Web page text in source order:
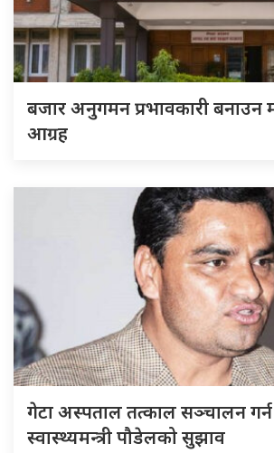
बजार अनुगमन प्रभावकारी बनाउन
आग्रह
गेटा अस्पताल तत्काल सञ्चालन गर्न
स्वास्थ्यमन्त्री पौडेलको सुझाव